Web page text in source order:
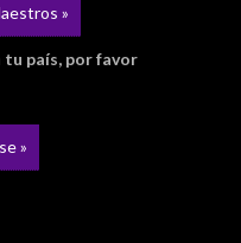
»
tu país, por favor
»